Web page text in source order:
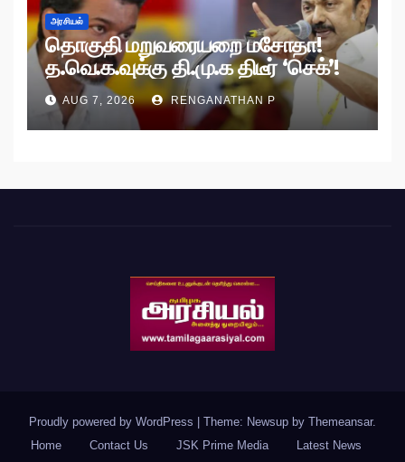
அரசியல்
தொகுதி மறுவரையறை மசோதா!
த.வெ.க.வுக்கு தி.மு.க திடீர் ‘செக்’!
AUG 7, 2026 RENGANATHAN P
Proudly powered by WordPress | Theme: Newsup by Themeansar.
Home
Contact Us JSK Prime Media Latest News